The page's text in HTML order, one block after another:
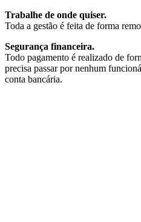
Trabalhe de onde quiser.
Toda a gestão é feita de forma
Segurança financeira.
Todo pagamento é realizado de
precisa passar por nenhum
conta bancária.